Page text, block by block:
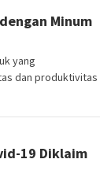
Minum
yang
dan produktivitas
19 Diklaim